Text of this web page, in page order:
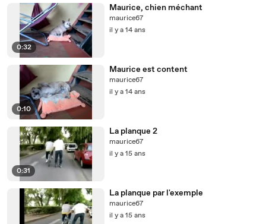
0:32
Maurice, chien méchant
maurice67
il y a 14 ans
0:10
Maurice est content
maurice67
il y a 14 ans
0:31
La planque 2
maurice67
il y a 15 ans
La planque par l'exemple
maurice67
il y a 15 ans